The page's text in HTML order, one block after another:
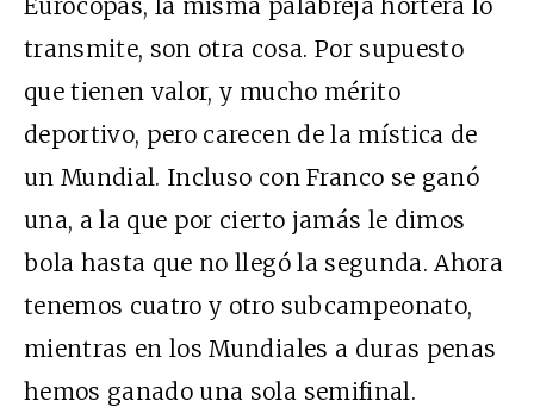
transmite, son otra cosa. Por supuesto
que tienen valor, y mucho mérito
deportivo, pero carecen de la mística de
un Mundial. Incluso con Franco se ganó
una, a la que por cierto jamás le dimos
bola hasta que no llegó la segunda. Ahora
tenemos cuatro y otro subcampeonato,
mientras en los Mundiales a duras penas
hemos ganado una sola semifinal.